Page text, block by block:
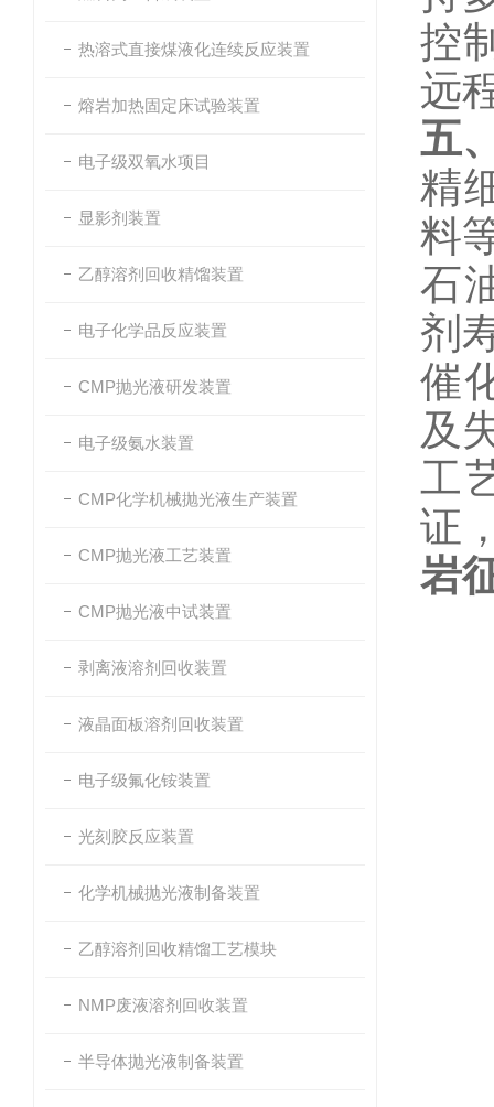
热溶式直接煤液化连续反应装置
熔岩加热固定床试验装置
电子级双氧水项目
显影剂装置
乙醇溶剂回收精馏装置
电子化学品反应装置
CMP抛光液研发装置
电子级氨水装置
CMP化学机械抛光液生产装置
CMP抛光液工艺装置
CMP抛光液中试装置
剥离液溶剂回收装置
液晶面板溶剂回收装置
电子级氟化铵装置
光刻胶反应装置
化学机械抛光液制备装置
乙醇溶剂回收精馏工艺模块
NMP废液溶剂回收装置
半导体抛光液制备装置
控
远
五
精
料
石
剂
催
及
工
证
岩